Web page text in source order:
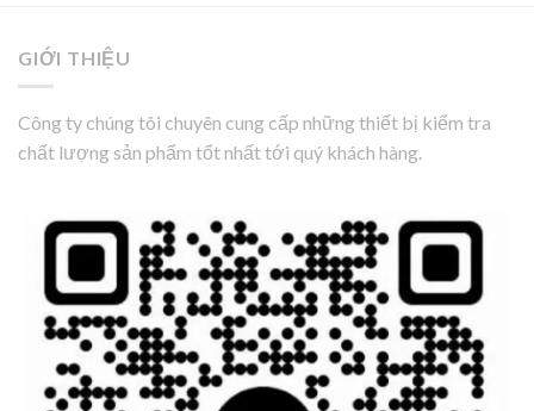
GIỚI THIỆU
Công ty chúng tôi chuyên cung cấp những thiết bị kiểm tra
chất lượng sản phẩm tốt nhất tới quý khách hàng.